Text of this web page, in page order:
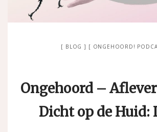
BLOG ONGEHOORD!
Ongehoord –
Dicht op de Huid: